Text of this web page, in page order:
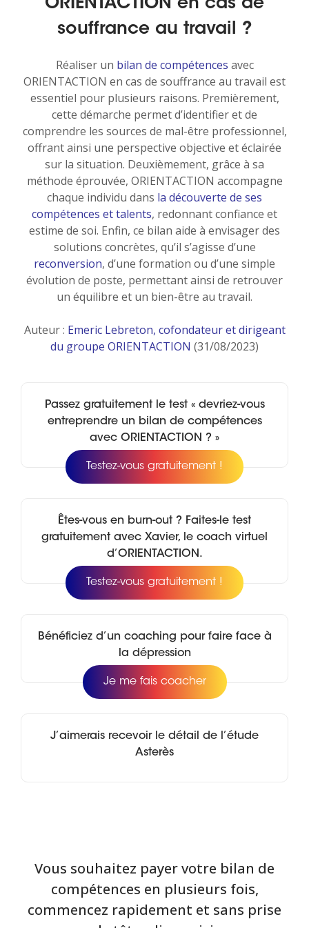
ORIENTACTION en cas de
souffrance au travail ?
Réaliser un bilan de compétences avec
ORIENTACTION en cas de souffrance au travail est
essentiel pour plusieurs raisons. Premièrement,
cette démarche permet d’identifier et de
comprendre les sources de mal-être professionnel,
offrant ainsi une perspective objective et éclairée
sur la situation. Deuxièmement, grâce à sa
méthode éprouvée, ORIENTACTION accompagne
chaque individu dans la découverte de ses
compétences et talents, redonnant confiance et
estime de soi. Enfin, ce bilan aide à envisager des
solutions concrètes, qu’il s’agisse d’une
reconversion, d’une formation ou d’une simple
évolution de poste, permettant ainsi de retrouver
un équilibre et un bien-être au travail.
Auteur : Emeric Lebreton, cofondateur et dirigeant
du groupe ORIENTACTION (31/08/2023)
Passez gratuitement le test « devriez-vous
entreprendre un bilan de compétences
avec ORIENTACTION ? »
Testez-vous gratuitement !
Êtes-vous en burn-out ? Faites-le test
gratuitement avec Xavier, le coach virtuel
d’ORIENTACTION.
Testez-vous gratuitement !
Bénéficiez d’un coaching pour faire face à
la dépression
Je me fais coacher
J’aimerais recevoir le détail de l’étude
Asterès
Vous souhaitez payer votre bilan de
compétences en plusieurs fois,
commencez rapidement et sans prise